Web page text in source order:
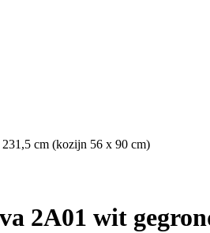
cm (kozijn 56 x 90 cm)
2A01 wit